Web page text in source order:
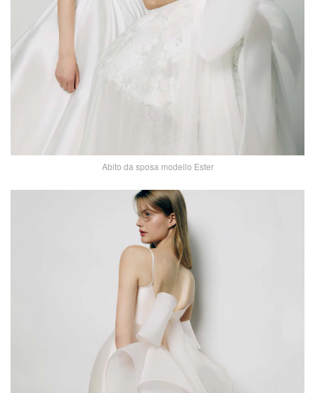
Abito da sposa modello Ester